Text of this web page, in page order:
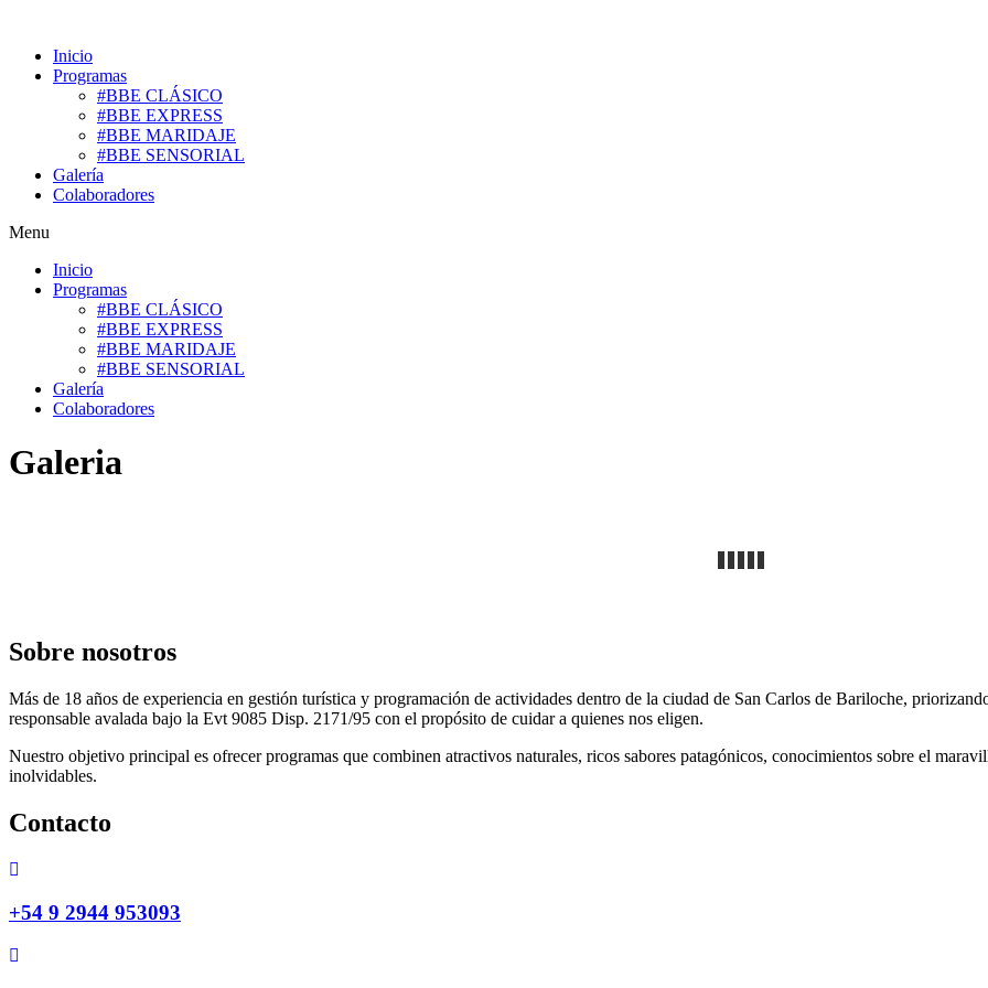
contenido
Inicio
Programas
#BBE CLÁSICO
#BBE EXPRESS
#BBE MARIDAJE
#BBE SENSORIAL
Galería
Colaboradores
Menu
Inicio
Programas
#BBE CLÁSICO
#BBE EXPRESS
#BBE MARIDAJE
#BBE SENSORIAL
Galería
Colaboradores
Galeria
Sobre nosotros
Más de 18 años de experiencia en gestión turística y programación de actividades dentro de la ciudad de San Carlos de Bariloche,
responsable avalada bajo la Evt 9085 Disp. 2171/95 con el propósito de cuidar a quienes nos eligen.
Nuestro objetivo principal es ofrecer programas que combinen atractivos naturales, ricos sabores patagónicos, conocimientos sobre el
inolvidables.
Contacto
+54 9 2944 953093